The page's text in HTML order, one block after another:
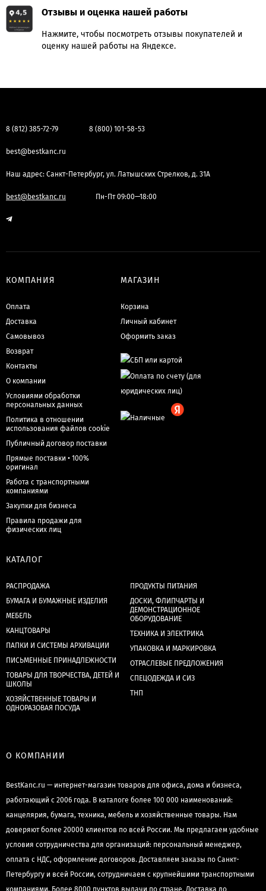
Отзывы и оценка нашей работы
Нажмите, чтобы посмотреть отзывы покупателей и
оценку нашей работы на Яндексе.
8 (812) 385-72-79 8 (800) 101-58-53
best@bestkanc.ru
Наш адрес: Санкт-Петербург, ул. Латышских Стрелков, д. 31А
best@bestkanc.ru Пн-Пт 09:00—18:00
КОМПАНИЯ
Оплата
Доставка
Самовывоз
Возврат
Контакты
О компании
Условиями обработки
персональных данных
Политика в отношении
использования файлов cookie
Публичный договор поставки
Прямые поставки • 100%
оригинал
Работа с транспортными
компаниями
Закупки для бизнеса
Правила продажи для
физических лиц
МАГАЗИН
Корзина
Личный кабинет
Оформить заказ
КАТАЛОГ
РАСПРОДАЖА
БУМАГА И БУМАЖНЫЕ ИЗДЕЛИЯ
МЕБЕЛЬ
КАНЦТОВАРЫ
ПАПКИ И СИСТЕМЫ АРХИВАЦИИ
ПИСЬМЕННЫЕ ПРИНАДЛЕЖНОСТИ
ТОВАРЫ ДЛЯ ТВОРЧЕСТВА, ДЕТЕЙ И
ШКОЛЫ
ХОЗЯЙСТВЕННЫЕ ТОВАРЫ И
ОДНОРАЗОВАЯ ПОСУДА
ПРОДУКТЫ ПИТАНИЯ
ДОСКИ, ФЛИПЧАРТЫ И
ДЕМОНСТРАЦИОННОЕ
ОБОРУДОВАНИЕ
ТЕХНИКА И ЭЛЕКТРИКА
УПАКОВКА И МАРКИРОВКА
ОТРАСЛЕВЫЕ ПРЕДЛОЖЕНИЯ
СПЕЦОДЕЖДА И СИЗ
ТНП
О КОМПАНИИ
BestKanc.ru — интернет-магазин товаров для офиса, дома и бизнеса,
работающий с 2006 года. В каталоге более 100 000 наименований:
канцелярия, бумага, техника, мебель и хозяйственные товары. Нам
доверяют более 20000 клиентов по всей России. Мы предлагаем удобные
условия сотрудничества для организаций: персональный менеджер,
оплата с НДС, оформление договоров. Доставляем заказы по Санкт-
Петербургу и всей России, сотрудничаем с крупнейшими транспортными
компаниями. Более 8000 пунктов выдачи по стране. Доставка до